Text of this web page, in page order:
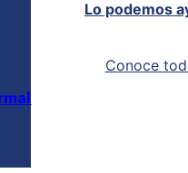
Lo podemos
Conoce